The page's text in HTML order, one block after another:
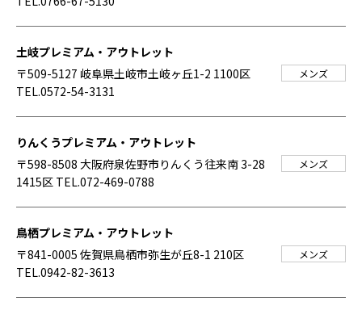
土岐プレミアム・アウトレット
〒509-5127 岐阜県土岐市土岐ヶ丘1-2 1100区
TEL.0572-54-3131
メンズ
りんくうプレミアム・アウトレット
〒598-8508 大阪府泉佐野市りんくう往来南 3-28
1415区 TEL.072-469-0788
メンズ
鳥栖プレミアム・アウトレット
〒841-0005 佐賀県鳥栖市弥生が丘8-1 210区
TEL.0942-82-3613
メンズ